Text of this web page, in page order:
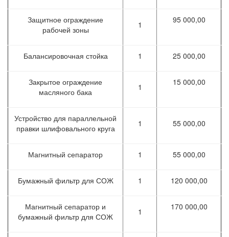
Защитное ограждение
рабочей зоны
1 95 000,00
Балансировочная стойка 1 25 000,00
Закрытое ограждение
масляного бака
1 15 000,00
Устройство для параллельной
правки шлифовального круга
1 55 000,00
Магнитный сепаратор 1 55 000,00
Бумажный фильтр для СОЖ 1 120 000,00
Магнитный сепаратор и
бумажный фильтр для СОЖ
1 170 000,00